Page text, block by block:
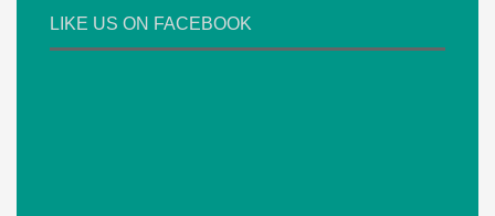
LIKE US ON FACEBOOK